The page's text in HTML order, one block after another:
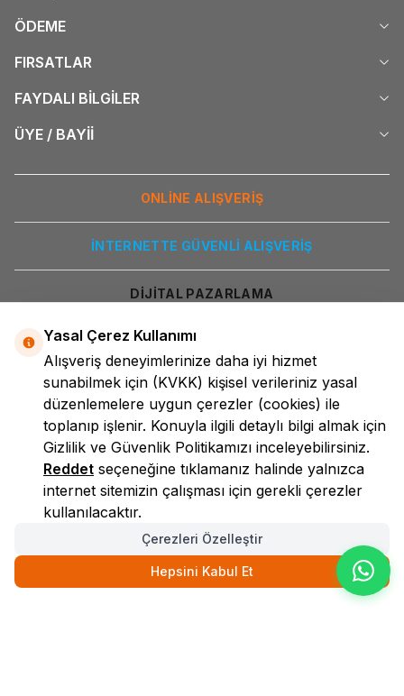
ÖDEME
FIRSATLAR
FAYDALI BİLGİLER
ÜYE / BAYİİ
ONLİNE ALIŞVERİŞ
İNTERNETTE GÜVENLİ ALIŞVERİŞ
DİJİTAL PAZARLAMA
LokmanAVM
Yasal Çerez Kullanımı
Alışveriş deneyimlerinize daha iyi hizmet
sunabilmek için (KVKK) kişisel verileriniz yasal
düzenlemelere uygun çerezler (cookies) ile
toplanıp işlenir. Konuyla ilgili detaylı bilgi almak için
Gizlilik ve Güvenlik Politikamızı inceleyebilirsiniz.
Reddet seçeneğine tıklamanız halinde yalnızca
internet sitemizin çalışması için gerekli çerezler
kullanılacaktır.
Çerezleri Özelleştir
Hepsini Kabul Et